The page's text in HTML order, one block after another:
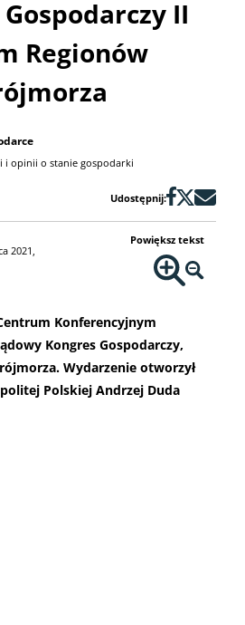
II
Regionów
i opinii o stanie gospodarki
Udostępnij:
2021,
Powiększ tekst
Konferencyjnym
Kongres Gospodarczy,
Wydarzenie otworzył
Polskiej Andrzej Duda